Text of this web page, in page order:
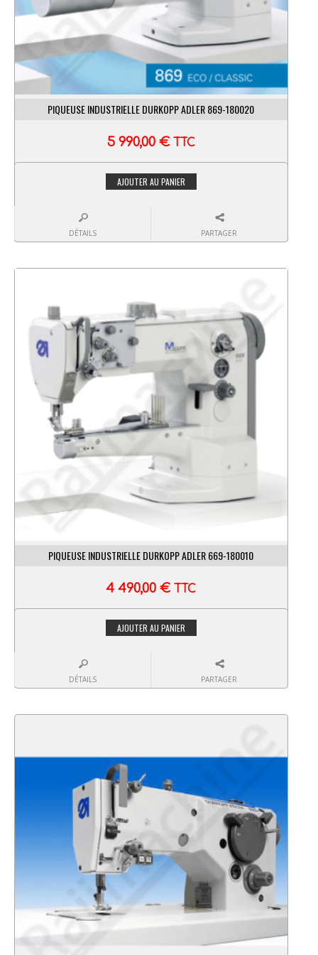
PIQUEUSE INDUSTRIELLE DURKOPP ADLER 869-180020
5 990,00 € TTC
AJOUTER AU PANIER
DÉTAILS PARTAGER
PIQUEUSE INDUSTRIELLE DURKOPP ADLER 669-180010
4 490,00€ TTC
AJOUTER AU PANIER
DÉTAILS PARTAGER